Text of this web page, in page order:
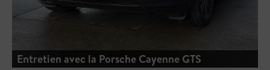
Entretien avec la Porsche Cayenne GTS